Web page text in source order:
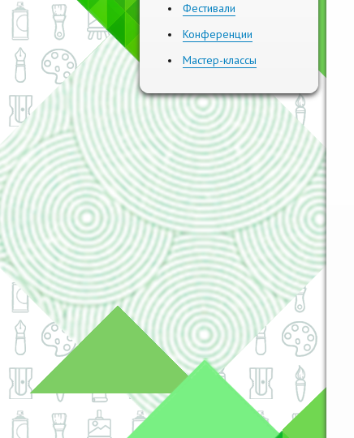
Фестивали
Конференции
Мастер-классы